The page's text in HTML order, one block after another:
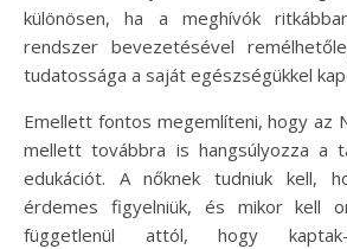
különösen, ha a meghívók
rendszer bevezetésével
tudatossága a saját egészségükkel
Emellett fontos megemlíteni, hogy az
mellett továbbra is hangsúlyozza a
edukációt. A nőknek tudniuk kell,
érdemes figyelniük, és mikor kell
függetlenül attól, hogy